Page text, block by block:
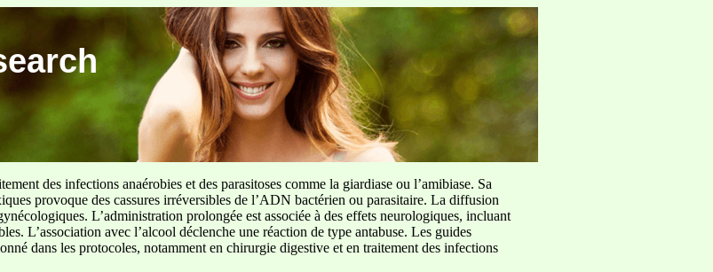
des infections anaérobies et des parasitoses comme la giardiase ou l’amibiase. Sa
provoque des cassures irréversibles de l’ADN bactérien ou parasitaire. La diffusion
L’administration prolongée est associée à des effets neurologiques, incluant
L’association avec l’alcool déclenche une réaction de type antabuse. Les guides
dans les protocoles, notamment en chirurgie digestive et en traitement des infections